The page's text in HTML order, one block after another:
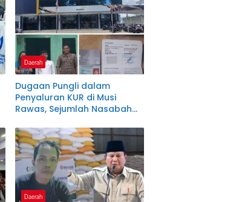
Daerah
Dugaan Pungli dalam
Penyaluran KUR di Musi
Rawas, Sejumlah Nasabah
Jutaan Rupiah
Daerah